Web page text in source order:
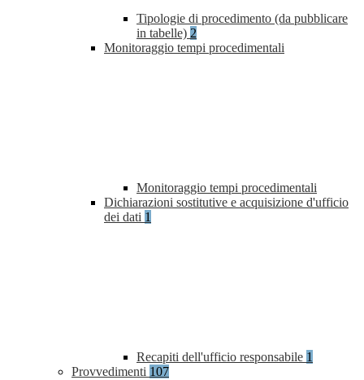
Tipologie di procedimento (da pubblicare
in tabelle) 2
Monitoraggio tempi procedimentali
Monitoraggio tempi procedimentali
Dichiarazioni sostitutive e acquisizione d'ufficio
dei dati 1
Recapiti dell'ufficio responsabile 1
Provvedimenti 107